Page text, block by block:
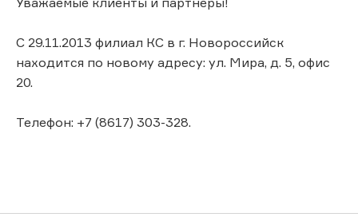
С 29.11.2013 филиал КС в г. Новороссийск
находится по новому адресу: ул. Мира, д. 5, офис
20.
Телефон: +7 (8617) 303-328.